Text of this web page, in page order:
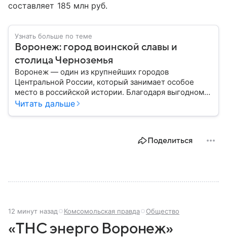
составляет 185 млн руб.
Узнать больше по теме
Воронеж: город воинской славы и
столица Черноземья
Воронеж — один из крупнейших городов
Центральной России, который занимает особое
место в российской истории. Благодаря выгодному
расположению на юге европейской части страны
Читать дальше
Поделиться
12 минут назад Комсомольская правда Общество
«ТНС энерго Воронеж»